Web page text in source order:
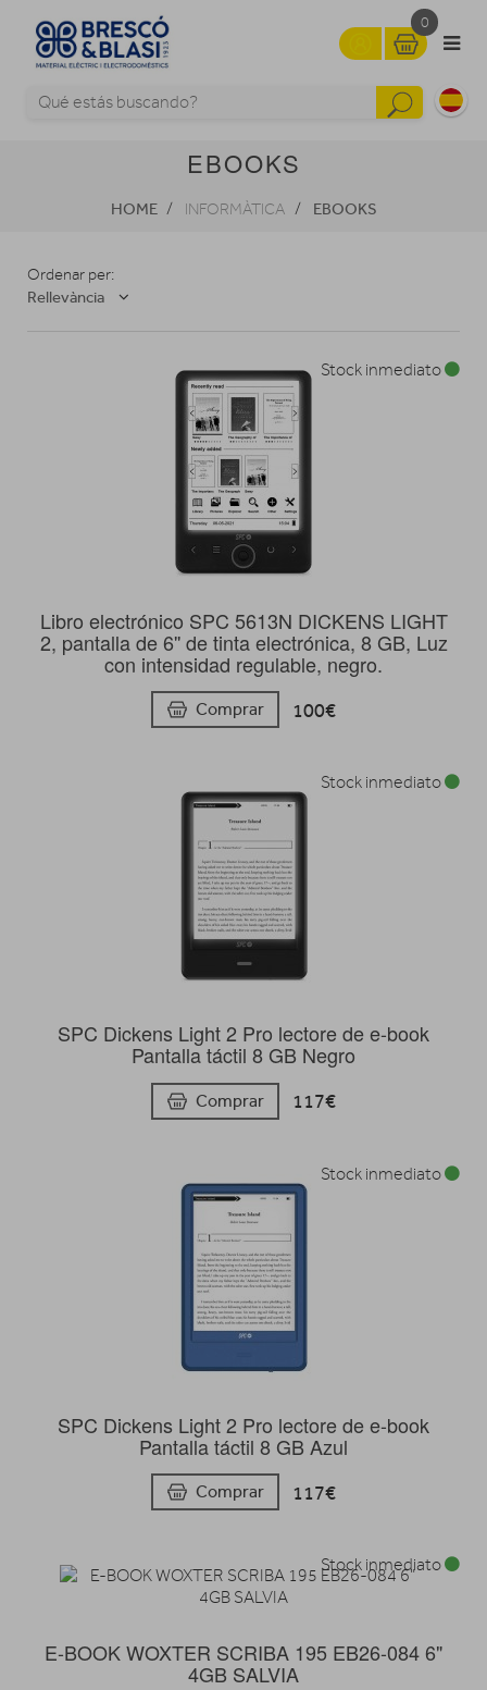
0
EBOOKS
HOME INFORMÀTICA EBOOKS
Ordenar per:
Rellevància
Libro electrónico SPC 5613N DICKENS LIGHT
2, pantalla de 6'' de tinta electrónica, 8 GB, Luz
con intensidad regulable, negro.
Comprar 100€
Stock inmediato
SPC Dickens Light 2 Pro lectore de e-book
Pantalla táctil 8 GB Negro
Comprar 117€
Stock inmediato
SPC Dickens Light 2 Pro lectore de e-book
Pantalla táctil 8 GB Azul
Comprar 117€
Stock inmediato
E-BOOK WOXTER SCRIBA 195 EB26-084 6"
4GB SALVIA
Stock inmediato